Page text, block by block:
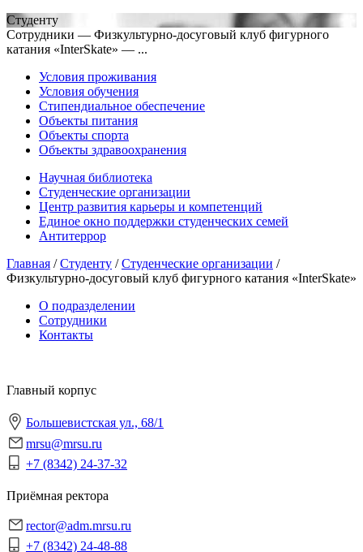
Студенту
Сотрудники — Физкультурно-досуговый клуб фигурного
катания «InterSkate» — ...
Условия проживания
Условия обучения
Стипендиальное обеспечение
Объекты питания
Объекты спорта
Объекты здравоохранения
Научная библиотека
Студенческие организации
Центр развития карьеры и компетенций
Единое окно поддержки студенческих семей
Антитеррор
Главная /Студенту /Студенческие организации /
Физкультурно-досуговый клуб фигурного катания «InterSkate»
О подразделении
Сотрудники
Контакты
Главный корпус
Большевистская ул., 68/1
mrsu@mrsu.ru
+7 (8342) 24-37-32
Приёмная ректора
rector@adm.mrsu.ru
+7 (8342) 24-48-88